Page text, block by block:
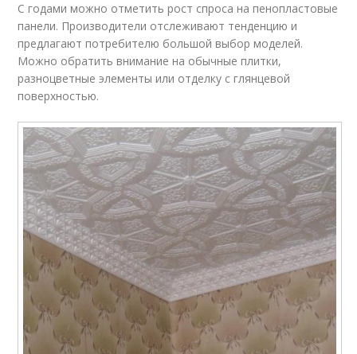
С годами можно отметить рост спроса на пенопластовые
панели. Производители отслеживают тенденцию и
предлагают потребителю большой выбор моделей.
Можно обратить внимание на обычные плитки,
разноцветные элементы или отделку с глянцевой
поверхностью.